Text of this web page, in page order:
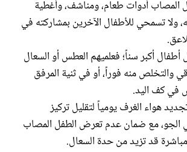
أدوات طعام، ومناشف، وأغطية
ولا تسمحي للأطفال الآخرين بمشاركته في
أطفال أكبر سناً؛ فعلميهم العطس أو السعال
والتخلص منه فوراً، أو في ثنية المرفق
في كف اليد.
هواء الغرف يومياً لتقليل تركيز
الجو، مع ضمان عدم تعرض الطفل المصاب
قد تزيد من حدة السعال.